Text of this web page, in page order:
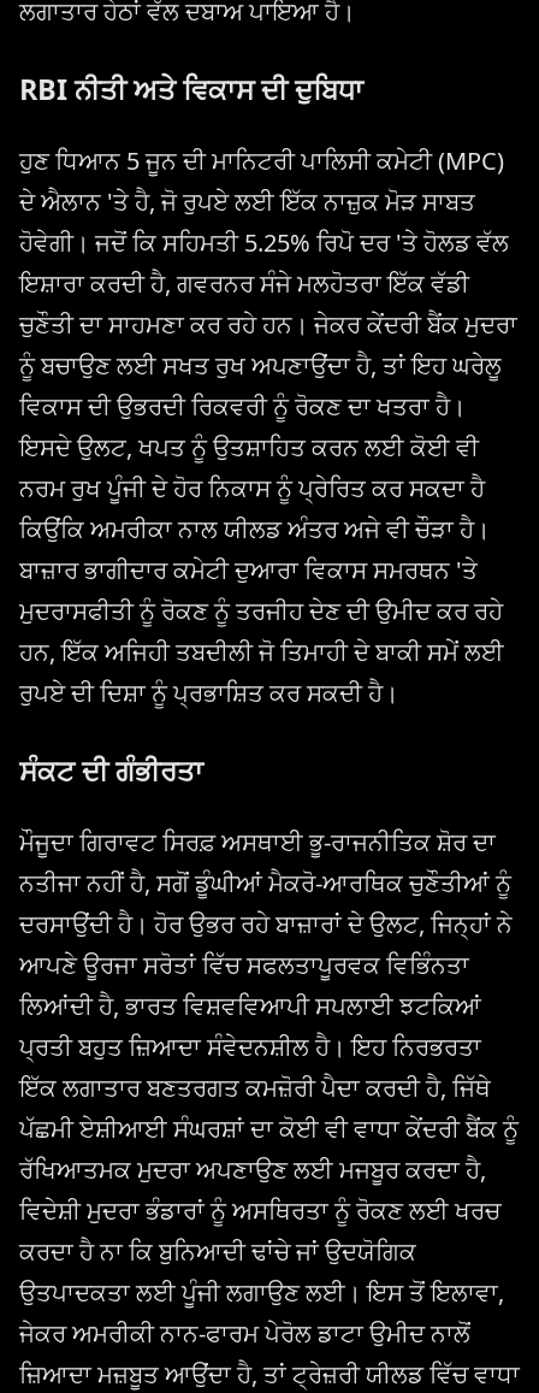
ਲਗਾਤਾਰ ਹੇਠਾਂ ਵੱਲ ਦਬਾਅ ਪਾਇਆ ਹੈ।
RBI ਨੀਤੀ ਅਤੇ ਵਿਕਾਸ ਦੀ ਦੁਬਿਧਾ
ਹੁਣ ਧਿਆਨ 5 ਜੂਨ ਦੀ ਮਾਨਿਟਰੀ ਪਾਲਿਸੀ ਕਮੇਟੀ (MPC)
ਦੇ ਐਲਾਨ 'ਤੇ ਹੈ, ਜੋ ਰੁਪਏ ਲਈ ਇੱਕ ਨਾਜ਼ੁਕ ਮੋੜ ਸਾਬਤ
ਹੋਵੇਗੀ। ਜਦੋਂ ਕਿ ਸਹਿਮਤੀ 5.25% ਰਿਪੋ ਦਰ 'ਤੇ ਹੋਲਡ ਵੱਲ
ਇਸ਼ਾਰਾ ਕਰਦੀ ਹੈ, ਗਵਰਨਰ ਸੰਜੇ ਮਲਹੋਤਰਾ ਇੱਕ ਵੱਡੀ
ਚੁਣੌਤੀ ਦਾ ਸਾਹਮਣਾ ਕਰ ਰਹੇ ਹਨ। ਜੇਕਰ ਕੇਂਦਰੀ ਬੈਂਕ ਮੁਦਰਾ
ਨੂੰ ਬਚਾਉਣ ਲਈ ਸਖਤ ਰੁਖ ਅਪਣਾਉਂਦਾ ਹੈ, ਤਾਂ ਇਹ ਘਰੇਲੂ
ਵਿਕਾਸ ਦੀ ਉਭਰਦੀ ਰਿਕਵਰੀ ਨੂੰ ਰੋਕਣ ਦਾ ਖਤਰਾ ਹੈ।
ਇਸਦੇ ਉਲਟ, ਖਪਤ ਨੂੰ ਉਤਸ਼ਾਹਿਤ ਕਰਨ ਲਈ ਕੋਈ ਵੀ
ਨਰਮ ਰੁਖ ਪੂੰਜੀ ਦੇ ਹੋਰ ਨਿਕਾਸ ਨੂੰ ਪ੍ਰੇਰਿਤ ਕਰ ਸਕਦਾ ਹੈ
ਕਿਉਂਕਿ ਅਮਰੀਕਾ ਨਾਲ ਯੀਲਡ ਅੰਤਰ ਅਜੇ ਵੀ ਚੌੜਾ ਹੈ।
ਬਾਜ਼ਾਰ ਭਾਗੀਦਾਰ ਕਮੇਟੀ ਦੁਆਰਾ ਵਿਕਾਸ ਸਮਰਥਨ 'ਤੇ
ਮੁਦਰਾਸਫੀਤੀ ਨੂੰ ਰੋਕਣ ਨੂੰ ਤਰਜੀਹ ਦੇਣ ਦੀ ਉਮੀਦ ਕਰ ਰਹੇ
ਹਨ, ਇੱਕ ਅਜਿਹੀ ਤਬਦੀਲੀ ਜੋ ਤਿਮਾਹੀ ਦੇ ਬਾਕੀ ਸਮੇਂ ਲਈ
ਰੁਪਏ ਦੀ ਦਿਸ਼ਾ ਨੂੰ ਪ੍ਰਭਾਸ਼ਿਤ ਕਰ ਸਕਦੀ ਹੈ।
ਸੰਕਟ ਦੀ ਗੰਭੀਰਤਾ
ਮੌਜੂਦਾ ਗਿਰਾਵਟ ਸਿਰਫ਼ ਅਸਥਾਈ ਭੂ-ਰਾਜਨੀਤਿਕ ਸ਼ੋਰ ਦਾ
ਨਤੀਜਾ ਨਹੀਂ ਹੈ, ਸਗੋਂ ਡੂੰਘੀਆਂ ਮੈਕਰੋ-ਆਰਥਿਕ ਚੁਣੌਤੀਆਂ ਨੂੰ
ਦਰਸਾਉਂਦੀ ਹੈ। ਹੋਰ ਉਭਰ ਰਹੇ ਬਾਜ਼ਾਰਾਂ ਦੇ ਉਲਟ, ਜਿਨ੍ਹਾਂ ਨੇ
ਆਪਣੇ ਊਰਜਾ ਸਰੋਤਾਂ ਵਿੱਚ ਸਫਲਤਾਪੂਰਵਕ ਵਿਭਿੰਨਤਾ
ਲਿਆਂਦੀ ਹੈ, ਭਾਰਤ ਵਿਸ਼ਵਵਿਆਪੀ ਸਪਲਾਈ ਝਟਕਿਆਂ
ਪ੍ਰਤੀ ਬਹੁਤ ਜ਼ਿਆਦਾ ਸੰਵੇਦਨਸ਼ੀਲ ਹੈ। ਇਹ ਨਿਰਭਰਤਾ
ਇੱਕ ਲਗਾਤਾਰ ਬਣਤਰਗਤ ਕਮਜ਼ੋਰੀ ਪੈਦਾ ਕਰਦੀ ਹੈ, ਜਿੱਥੇ
ਪੱਛਮੀ ਏਸ਼ੀਆਈ ਸੰਘਰਸ਼ਾਂ ਦਾ ਕੋਈ ਵੀ ਵਾਧਾ ਕੇਂਦਰੀ ਬੈਂਕ ਨੂੰ
ਰੱਖਿਆਤਮਕ ਮੁਦਰਾ ਅਪਣਾਉਣ ਲਈ ਮਜਬੂਰ ਕਰਦਾ ਹੈ,
ਵਿਦੇਸ਼ੀ ਮੁਦਰਾ ਭੰਡਾਰਾਂ ਨੂੰ ਅਸਥਿਰਤਾ ਨੂੰ ਰੋਕਣ ਲਈ ਖਰਚ
ਕਰਦਾ ਹੈ ਨਾ ਕਿ ਬੁਨਿਆਦੀ ਢਾਂਚੇ ਜਾਂ ਉਦਯੋਗਿਕ
ਉਤਪਾਦਕਤਾ ਲਈ ਪੂੰਜੀ ਲਗਾਉਣ ਲਈ। ਇਸ ਤੋਂ ਇਲਾਵਾ,
ਜੇਕਰ ਅਮਰੀਕੀ ਨਾਨ-ਫਾਰਮ ਪੇਰੋਲ ਡਾਟਾ ਉਮੀਦ ਨਾਲੋਂ
ਜ਼ਿਆਦਾ ਮਜ਼ਬੂਤ ​​ਆਉਂਦਾ ਹੈ, ਤਾਂ ਟ੍ਰੇਜ਼ਰੀ ਯੀਲਡ ਵਿੱਚ ਵਾਧਾ